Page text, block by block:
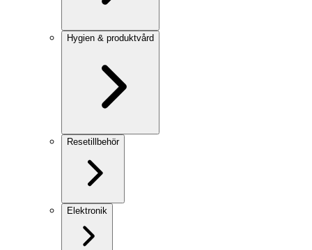
Hygien & produktvård
Resetillbehör
Elektronik